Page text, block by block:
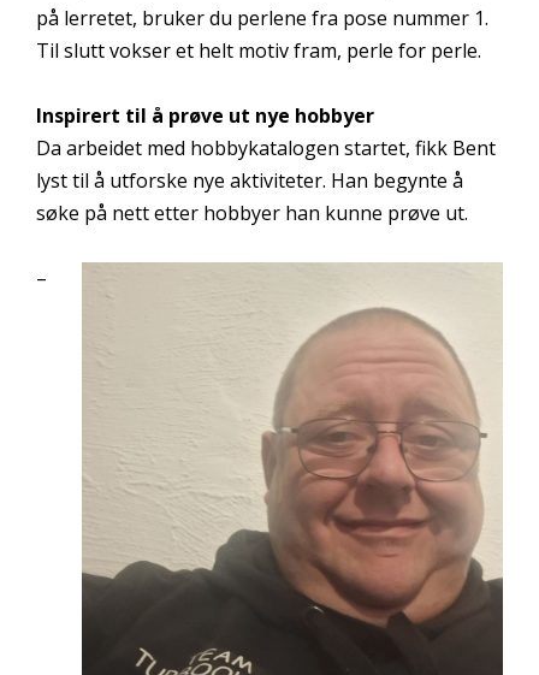
på lerretet, bruker du perlene fra pose nummer 1.
Til slutt vokser et helt motiv fram, perle for perle.
Inspirert til å prøve ut nye hobbyer
Da arbeidet med hobbykatalogen startet, fikk Bent
lyst til å utforske nye aktiviteter. Han begynte å
søke på nett etter hobbyer han kunne prøve ut.
–